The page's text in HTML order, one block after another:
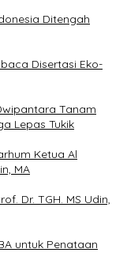
Ditengah
Disertasi Eko-
Tanam
Lepas Tukik
Ketua Al
MA
Dr. TGH. MS Udin,
untuk Penataan